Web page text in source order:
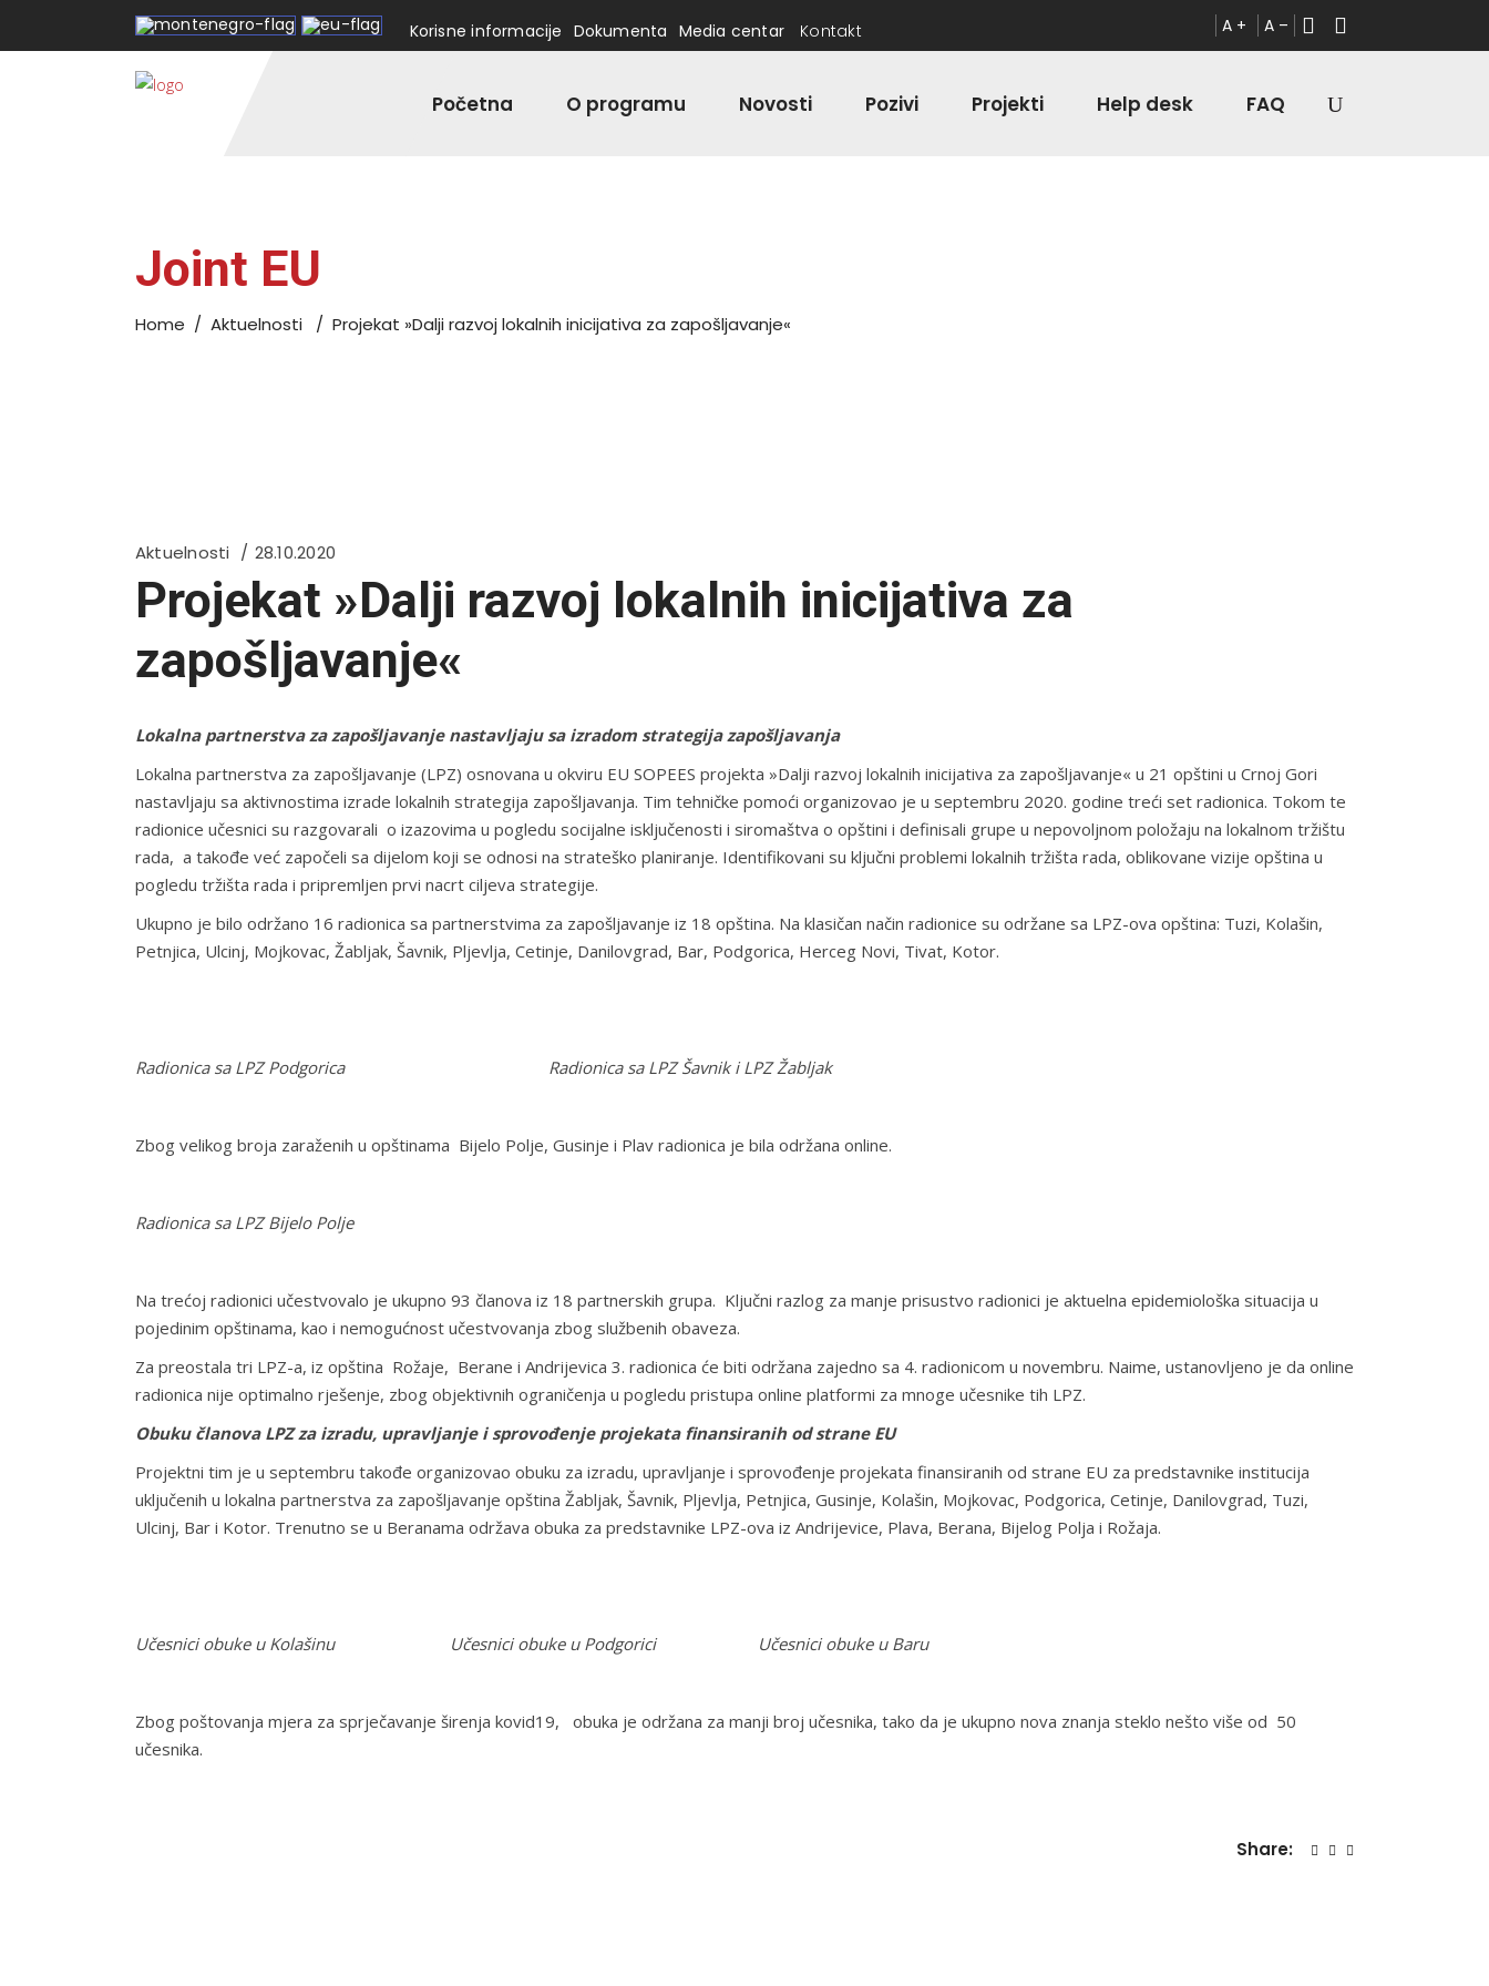
Korisne informacije Dokumenta Media centar Kontakt A + A –
Početna O programu Novosti Pozivi Projekti Help desk FAQ
Joint EU
Home / Aktuelnosti / Projekat »Dalji razvoj lokalnih inicijativa za zapošljavanje«
Aktuelnosti 28.10.2020
Projekat »Dalji razvoj lokalnih inicijativa za
zapošljavanje«
Lokalna partnerstva za zapošljavanje nastavljaju sa izradom strategija zapošljavanja
Lokalna partnerstva za zapošljavanje (LPZ) osnovana u okviru EU SOPEES projekta »Dalji razvoj lokalnih inicijativa za zapošljavanje« u 21 opštini u Crnoj Gori
nastavljaju sa aktivnostima izrade lokalnih strategija zapošljavanja. Tim tehničke pomoći organizovao je u septembru 2020. godine treći set radionica. Tokom te
radionice učesnici su razgovarali o izazovima u pogledu socijalne isključenosti i siromaštva o opštini i definisali grupe u nepovoljnom položaju na lokalnom tržištu
rada, a takođe već započeli sa dijelom koji se odnosi na strateško planiranje. Identifikovani su ključni problemi lokalnih tržišta rada, oblikovane vizije opština u
pogledu tržišta rada i pripremljen prvi nacrt ciljeva strategije.
Ukupno je bilo održano 16 radionica sa partnerstvima za zapošljavanje iz 18 opština. Na klasičan način radionice su održane sa LPZ-ova opština: Tuzi, Kolašin,
Petnjica, Ulcinj, Mojkovac, Žabljak, Šavnik, Pljevlja, Cetinje, Danilovgrad, Bar, Podgorica, Herceg Novi, Tivat, Kotor.
Radionica sa LPZ Podgorica Radionica sa LPZ Šavnik i LPZ Žabljak
Zbog velikog broja zaraženih u opštinama Bijelo Polje, Gusinje i Plav radionica je bila održana online.
Radionica sa LPZ Bijelo Polje
Na trećoj radionici učestvovalo je ukupno 93 članova iz 18 partnerskih grupa. Ključni razlog za manje prisustvo radionici je aktuelna epidemiološka situacija u
pojedinim opštinama, kao i nemogućnost učestvovanja zbog službenih obaveza.
Za preostala tri LPZ-a, iz opština Rožaje, Berane i Andrijevica 3. radionica će biti održana zajedno sa 4. radionicom u novembru. Naime, ustanovljeno je da online
radionica nije optimalno rješenje, zbog objektivnih ograničenja u pogledu pristupa online platformi za mnoge učesnike tih LPZ.
Obuku članova LPZ za izradu, upravljanje i sprovođenje projekata finansiranih od strane EU
Projektni tim je u septembru takođe organizovao obuku za izradu, upravljanje i sprovođenje projekata finansiranih od strane EU za predstavnike institucija
uključenih u lokalna partnerstva za zapošljavanje opština Žabljak, Šavnik, Pljevlja, Petnjica, Gusinje, Kolašin, Mojkovac, Podgorica, Cetinje, Danilovgrad, Tuzi,
Ulcinj, Bar i Kotor. Trenutno se u Beranama održava obuka za predstavnike LPZ-ova iz Andrijevice, Plava, Berana, Bijelog Polja i Rožaja.
Učesnici obuke u Kolašinu Učesnici obuke u Podgorici Učesnici obuke u Baru
Zbog poštovanja mjera za sprječavanje širenja kovid19, obuka je održana za manji broj učesnika, tako da je ukupno nova znanja steklo nešto više od 50
učesnika.
Share: